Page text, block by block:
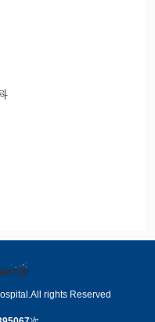
办公室
rights Reserved